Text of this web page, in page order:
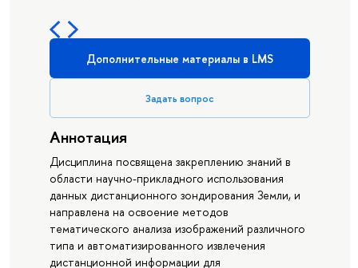
Дополнительные материалы в LMS
Задать вопрос
Аннотация
Дисциплина посвящена закреплению знаний в
области научно-прикладного использования
данных дистанционного зондирования Земли, и
направлена на освоение методов
тематического анализа изображений различного
типа и автоматизированного извлечения
дистанционной информации для